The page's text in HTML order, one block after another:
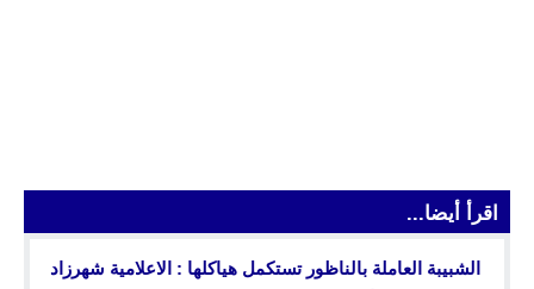
اقرأ أيضا...
الشبيبة العاملة بالناظور تستكمل هياكلها : الاعلامية شهرزاد